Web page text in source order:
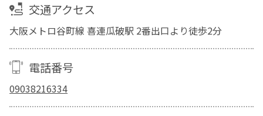
交通アクセス
大阪メトロ谷町線 喜連瓜破駅 2番出口より徒歩2分
電話番号
09038216334